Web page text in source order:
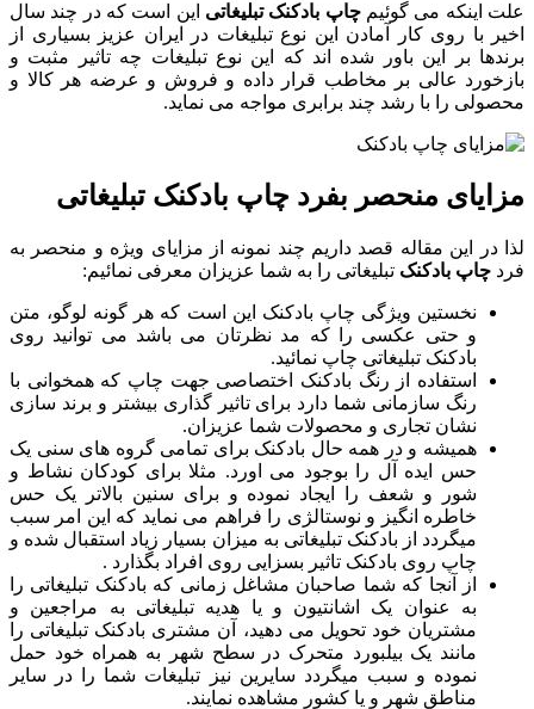
علت اینکه می گوئیمچاپ بادکنک تبلیغاتی این است که در چند سال
اخیر با روی کار آمادن این نوع تبلیغات در ایران عزیز بسیاری از
برندها بر این باور شده اند که این نوع تبلیغات چه تاثیر مثبت و
بازخورد عالی بر مخاطب قرار داده و فروش و عرضه هر کالا و
محصولی را با رشد چند برابری مواجه می نماید.
مزایای منحصر بفرد چاپ بادکنک تبلیغاتی
لذا در این مقاله قصد داریم چند نمونه از مزایای ویژه و منحصر به
فرد چاپ بادکنک تبلیغاتی را به شما عزیزان معرفی نمائیم:
نخستین ویژگی چاپ بادکنک این است که هر گونه لوگو، متن
و حتی عکسی را که مد نظرتان می باشد می توانید روی
بادکنک تبلیغاتی چاپ نمائید.
استفاده از رنگ بادکنک اختصاصی جهت چاپ که همخوانی با
رنگ سازمانی شما دارد برای تاثیر گذاری بیشتر و برند سازی
نشان تجاری و محصولات شما عزیزان.
همیشه و در همه حال بادکنک برای تمامی گروه های سنی یک
حس ایده آل را بوجود می اورد. مثلا برای کودکان نشاط و
شور و شعف را ایجاد نموده و برای سنین بالاتر یک حس
خاطره انگیز و نوستالژی را فراهم می نماید که این امر سبب
میگردد از بادکنک تبلیغاتی به میزان بسیار زیاد استقبال شده و
چاپ روی بادکنک تاثیر بسزایی روی افراد بگذارد .
از آنجا که شما صاحبان مشاغل زمانی که بادکنک تبلیغاتی را
به عنوان یک اشانتیون و یا هدیه تبلیغاتی به مراجعین و
مشتریان خود تحویل می دهید، آن مشتری بادکنک تبلیغاتی را
مانند یک بیلبورد متحرک در سطح شهر به همراه خود حمل
نموده و سبب میگردد سایرین نیز تبلیغات شما را در سایر
مناطق شهر و یا کشور مشاهده نمایند.